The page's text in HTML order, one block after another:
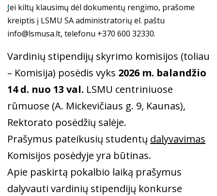
Jei kiltų klausimų dėl dokumentų rengimo, prašome
kreiptis į LSMU SA administratorių el. paštu
info@lsmusa.lt, telefonu +370 600 32330.
Vardinių stipendijų skyrimo komisijos (toliau
– Komisija) posėdis vyks 2026 m. balandžio
14 d. nuo 13 val. LSMU centriniuose
rūmuose (A. Mickevičiaus g. 9, Kaunas),
Rektorato posėdžių salėje.
Prašymus pateikusių studentų dalyvavimas
Komisijos posėdyje yra būtinas.
Apie paskirtą pokalbio laiką prašymus
dalyvauti vardinių stipendijų konkurse